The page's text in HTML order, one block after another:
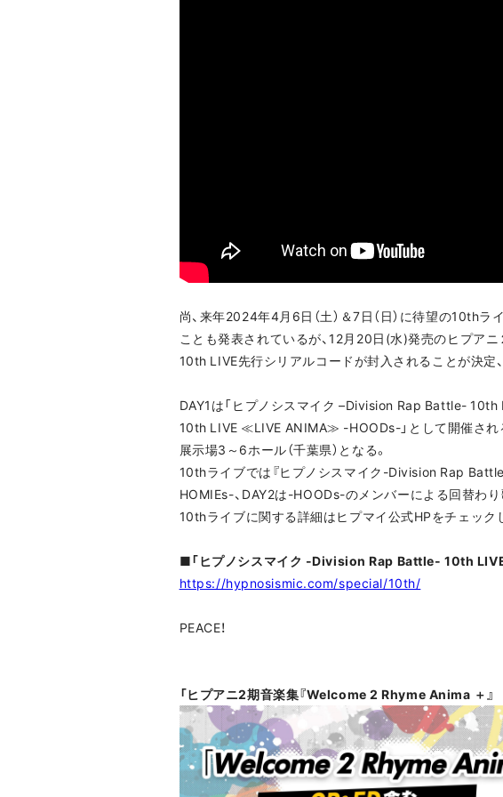
尚、来年2024年4月6日（土）＆7日（日）に待望の
ことも発表されているが、12月20日(水)発売のヒプア
10th LIVE先行シリアルコードが封入されることが決定
DAY1は「ヒプノシスマイク –Division Rap Battle-
10th LIVE ≪LIVE ANIMA≫ -HOODs-」として開催され
展示場3～6ホール（千葉県）となる。
10thライブでは『ヒプノシスマイク-Division Rap
HOMIEs-、DAY2は-HOODs-のメンバーによる回替わり
10thライブに関する詳細はヒプマイ公式HPをチェック
■「ヒプノシスマイク -Division Rap Battle- 10th
https://hypnosismic.com/special/10th/
PEACE！
「ヒプアニ2期音楽集『Welcome 2 Rhyme Anima ＋』